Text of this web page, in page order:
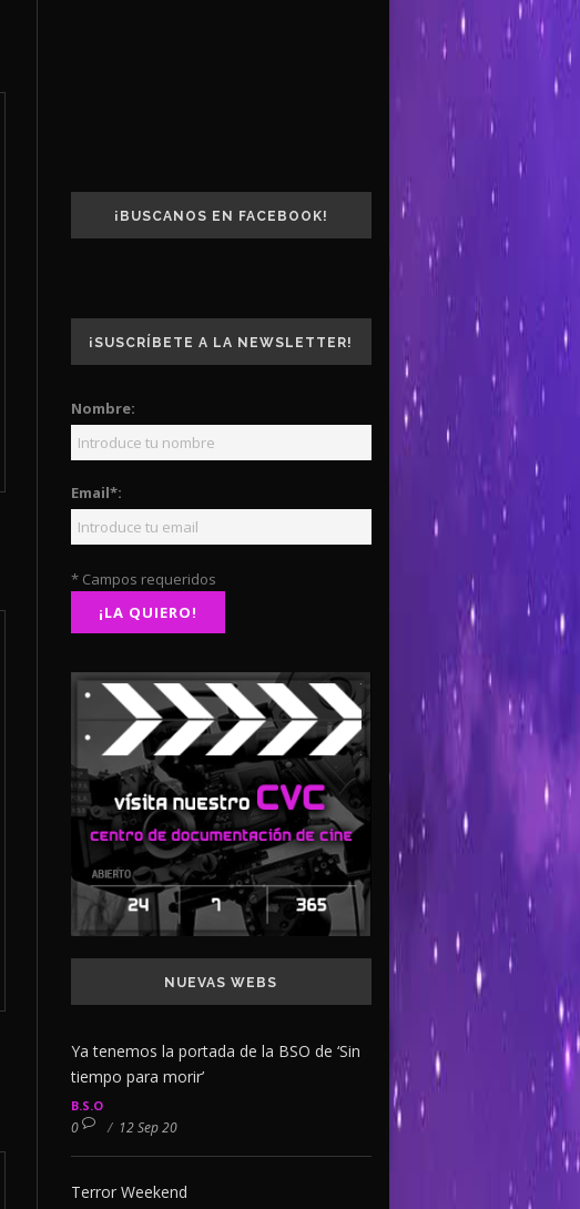
¡BUSCANOS EN FACEBOOK!
¡SUSCRÍBETE A LA NEWSLETTER!
Nombre:
Email*:
* Campos requeridos
NUEVAS WEBS
Ya tenemos la portada de la BSO de ‘Sin
tiempo para morir’
B.S.O
0 / 12 Sep 20
Terror Weekend